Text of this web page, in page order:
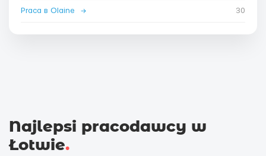
Praca в Olaine → 30
Najlepsi pracodawcy w
Łotwie.